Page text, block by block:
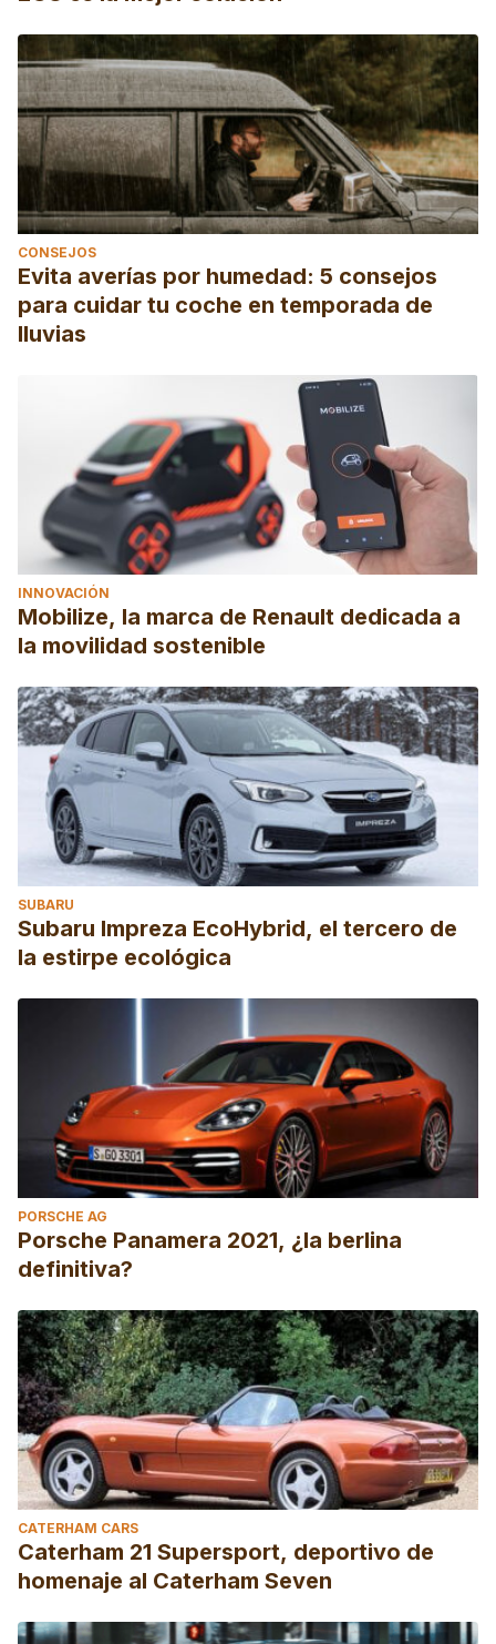
CONSEJOS
Evita averías por humedad: 5 consejos
para cuidar tu coche en temporada de
lluvias
INNOVACIÓN
Mobilize, la marca de Renault dedicada a
la movilidad sostenible
SUBARU
Subaru Impreza EcoHybrid, el tercero de
la estirpe ecológica
PORSCHE AG
Porsche Panamera 2021, ¿la berlina
definitiva?
CATERHAM CARS
Caterham 21 Supersport, deportivo de
homenaje al Caterham Seven